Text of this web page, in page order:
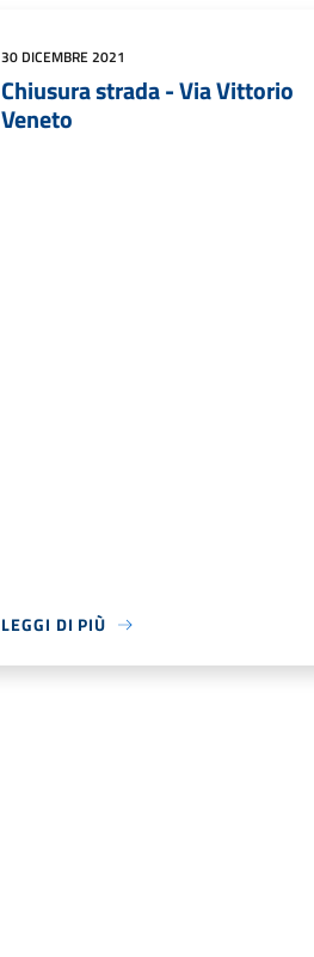
30 DICEMBRE 2021
Chiusura strada - Via Vittorio
Veneto
LEGGI DI PIÙ